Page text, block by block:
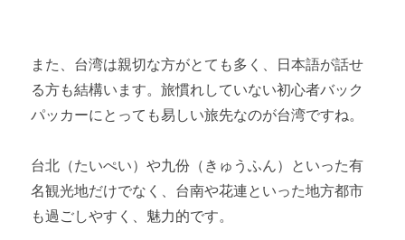
また、台湾は親切な方がとても多く、日本語が話せ
る方も結構います。旅慣れしていない初心者バック
パッカーにとっても易しい旅先なのが台湾ですね。
台北（たいぺい）や九份（きゅうふん）といった有
名観光地だけでなく、台南や花連といった地方都市
も過ごしやすく、魅力的です。